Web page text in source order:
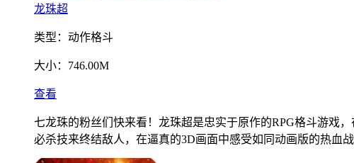
龙珠超
类型： 动作格斗
大小： 746.00M
查看
七龙珠的粉丝们快来看！龙珠超是忠实于原作的RPG格斗游戏
必杀技来终结敌人，在逼真的3D画面中感受如同动画版的热血战